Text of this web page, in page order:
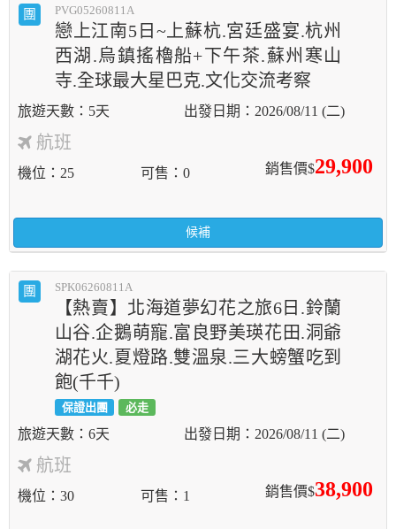
團 PVG05260811A
戀上江南5日~上蘇杭.宮廷盛宴.杭州
西湖.烏鎮搖櫓船+下午茶.蘇州寒山
寺.全球最大星巴克.文化交流考察
5天 2026/08/11 (二)
航班
銷售價$29,900
機位 25 可售 0
候補
團 SPK06260811A
【熱賣】北海道夢幻花之旅6日.鈴蘭
山谷.企鵝萌寵.富良野美瑛花田.洞爺
湖花火.夏燈路.雙溫泉.三大螃蟹吃到
飽(千千)
保證出團 必走
6天 2026/08/11 (二)
航班
銷售價$38,900
機位 30 可售 1